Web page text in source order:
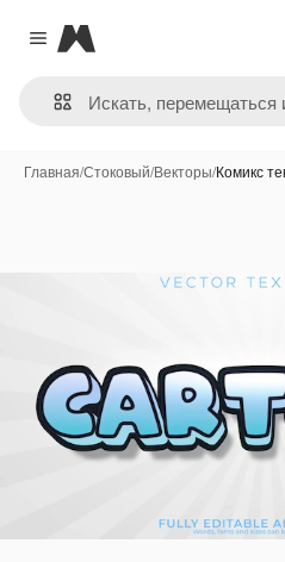
Close menu
Magnific
Главная/Стоковый/Векторы/Комикс